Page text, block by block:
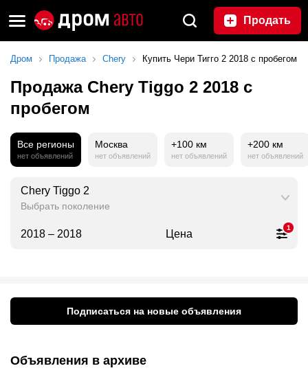
Продать
Дром Продажа Chery Купить Чери Тигго 2 2018 с пробегом
Продажа Chery Tiggo 2 2018 с
пробегом
Все регионы
нет объявлений
Москва
нет объявлений
+100 км
нет объявлений
+200 км
нет объявлений
Chery Tiggo 2
Выбрать поколение
2018 – 2018 Цена 1
Подписаться на новые объявления
Объявления в архиве